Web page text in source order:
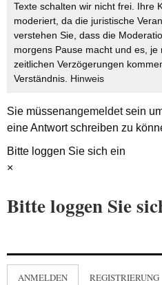
Texte schalten wir nicht frei. Ihre
moderiert, da die juristische
verstehen Sie, dass die
morgens Pause macht und es, je
zeitlichen Verzögerungen
Verständnis. Hinweis
Sie müssenangemeldetsein
eine Antwort schreiben zu
Bitte loggen Sie sich ein
×
Bitte loggen Sie
ANMELDEN REGISTRIERUNG